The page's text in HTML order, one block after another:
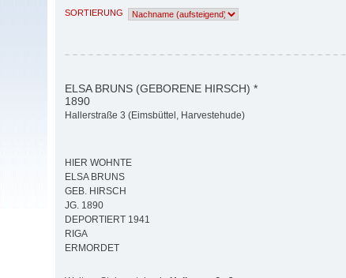
SORTIERUNG
ELSA BRUNS (GEBORENE HIRSCH) *
1890
Hallerstraße 3 (Eimsbüttel, Harvestehude)
HIER WOHNTE
ELSA BRUNS
GEB. HIRSCH
JG. 1890
DEPORTIERT 1941
RIGA
ERMORDET